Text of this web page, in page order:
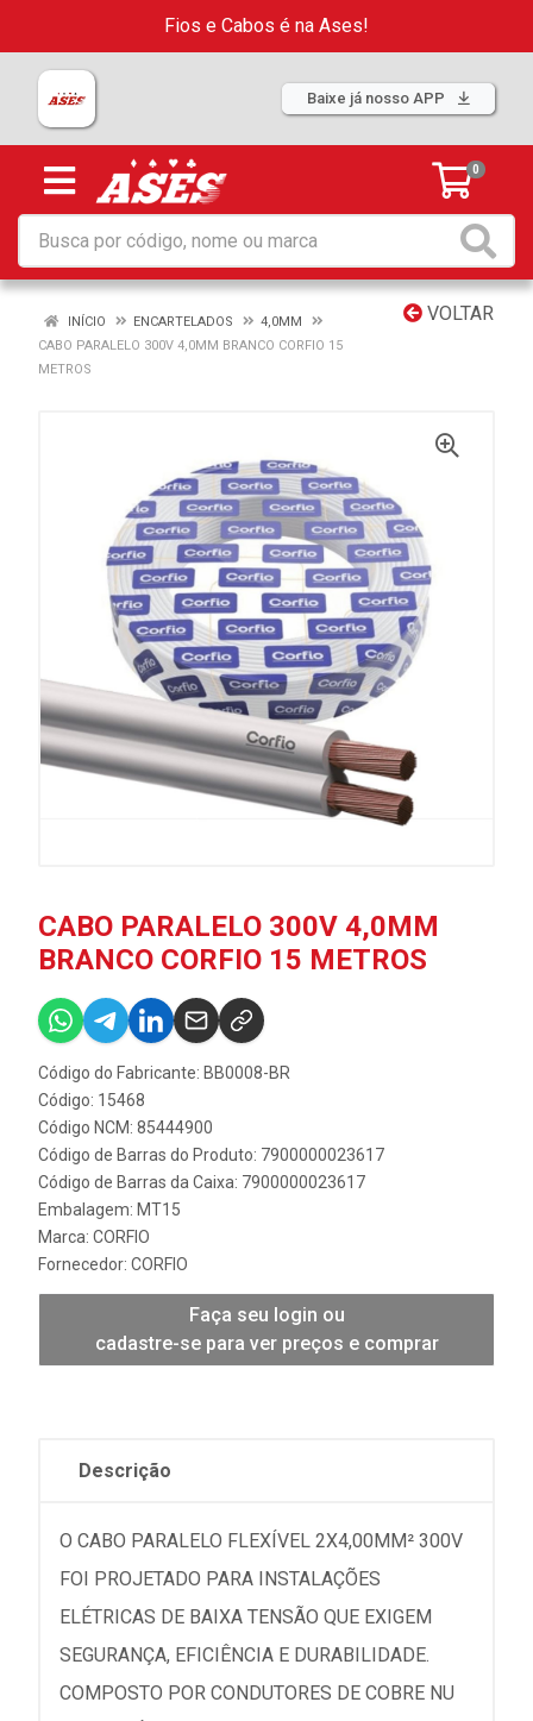
Fios e Cabos é na Ases!
Baixe já nosso APP
0
VOLTAR
INÍCIO ENCARTELADOS
4,0MM
CABO PARALELO 300V 4,0MM BRANCO CORFIO 15
METROS
CABO PARALELO 300V 4,0MM
BRANCO CORFIO 15 METROS
Código do Fabricante: BB0008-BR
Código: 15468
Código NCM: 85444900
Código de Barras do Produto: 7900000023617
Código de Barras da Caixa: 7900000023617
Embalagem: MT15
Marca: CORFIO
Fornecedor: CORFIO
Faça seu login ou
cadastre-se para ver preços e comprar
Descrição
O CABO PARALELO FLEXÍVEL 2X4,00MM² 300V
FOI PROJETADO PARA INSTALAÇÕES
ELÉTRICAS DE BAIXA TENSÃO QUE EXIGEM
SEGURANÇA, EFICIÊNCIA E DURABILIDADE.
COMPOSTO POR CONDUTORES DE COBRE NU